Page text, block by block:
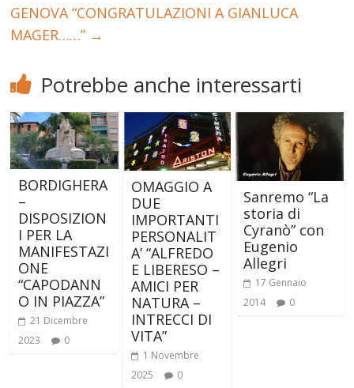
GENOVA “CONGRATULAZIONI A GIANLUCA
MAGER……” →
Potrebbe anche interessarti
BORDIGHERA
–
DISPOSIZION
I PER LA
MANIFESTAZI
ONE
“CAPODANN
O IN PIAZZA”
21 Dicembre
2023
0
OMAGGIO A
DUE
IMPORTANTI
PERSONALIT
A’ “ALFREDO
E LIBERESO –
AMICI PER
NATURA –
INTRECCI DI
VITA”
1 Novembre
2025
0
Sanremo “La
storia di
Cyranò” con
Eugenio
Allegri
17 Gennaio
2014
0